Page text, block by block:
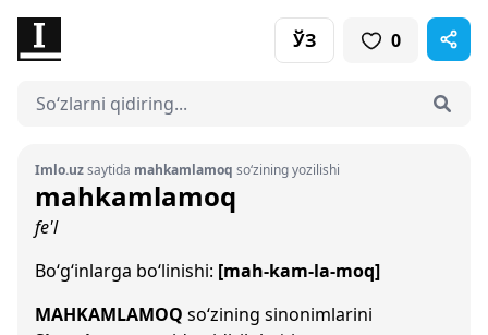
ЎЗ 0
Imlo.uzsaytida mahkamlamoq so‘zining yozilishi
mahkamlamoq
fe'l
Bo‘g‘inlarga bo‘linishi: [mah-kam-la-moq]
MAHKAMLAMOQ so‘zining sinonimlarini